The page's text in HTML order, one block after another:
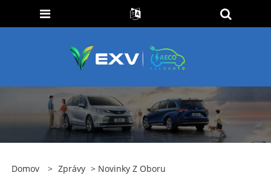
Domov > Zprávy > Novinky Z Oboru